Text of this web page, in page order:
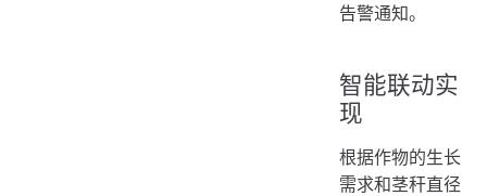
告警通知。
智能联动实
现
根据作物的生长
需求和茎秆直径